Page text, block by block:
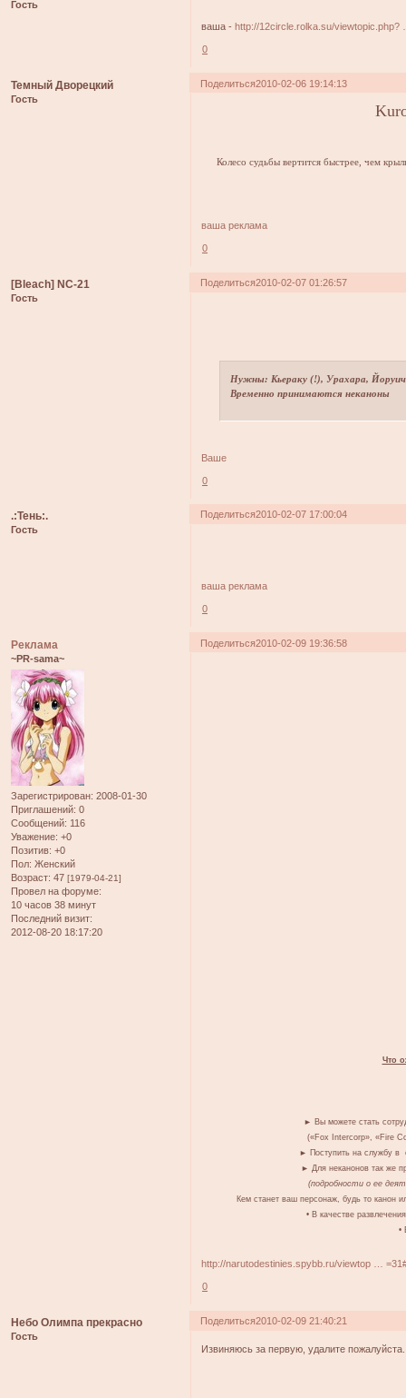
Гость
ваша -http://12circle.rolka.su/viewtopic.php?
0
Поделиться2010-02-06 19:14:13
Темный Дворецкий
Гость
Колесо судьбы вертится быстрее, чем
ваша реклама
0
Поделиться2010-02-07 01:26:57
[Bleach] NC-21
Гость
Нужны: Кьераку (!), Урахара,
Временно принимаются неканоны
Ваше
0
Поделиться2010-02-07 17:00:04
.:Тень:.
Гость
ваша реклама
0
Поделиться2010-02-09 19:36:58
Реклама
~PR-sama~
Зарегистрирован: 2008-01-30
Приглашений: 0
Сообщений: 116
Уважение: +0
Позитив: +0
Пол: Женский
Возраст: 47 [1979-04-21]
Провел на форуме:
10 часов 38 минут
Последний визит:
2012-08-20 18:17:20
Что
► Вы можете стать
(«Fox Intercorp», «Fire
► Поступить на службу в
► Для неканонов так же
(подробности о ее
Кем станет ваш персонаж, будь то канон
• В качестве
•
http://narutodestinies.spybb.ru/viewtop …
0
Поделиться2010-02-09 21:40:21
Небо Олимпа прекрасно
Гость
Извиняюсь за первую, удалите пожалуйста.